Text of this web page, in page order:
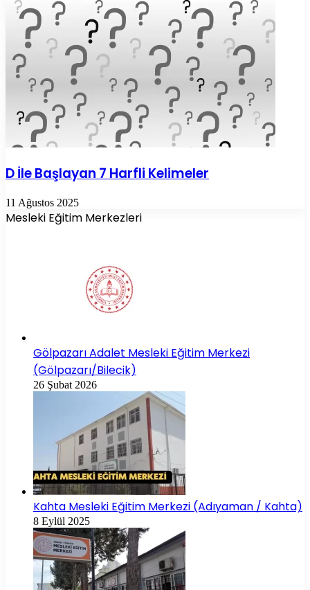
D İle Başlayan 7 Harfli Kelimeler
11 Ağustos 2025
Mesleki Eğitim Merkezleri
Gölpazarı Adalet Mesleki Eğitim Merkezi
(Gölpazarı/Bilecik)
26 Şubat 2026
Kahta Mesleki Eğitim Merkezi (Adıyaman / Kahta)
8 Eylül 2025